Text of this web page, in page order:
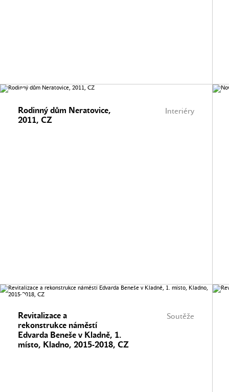
Interiéry
Rodinný dům Neratovice,
2011, CZ
Soutěže
Revitalizace a
rekonstrukce náměstí
Edvarda Beneše v Kladně, 1.
místo, Kladno, 2015-2018, CZ